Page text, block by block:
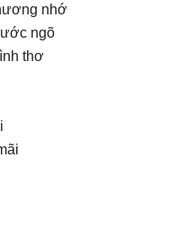
nhớ
ngõ
thơ